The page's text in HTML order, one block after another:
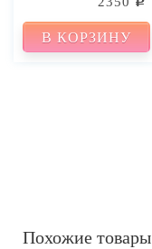
В КОРЗИНУ
Похожие товары